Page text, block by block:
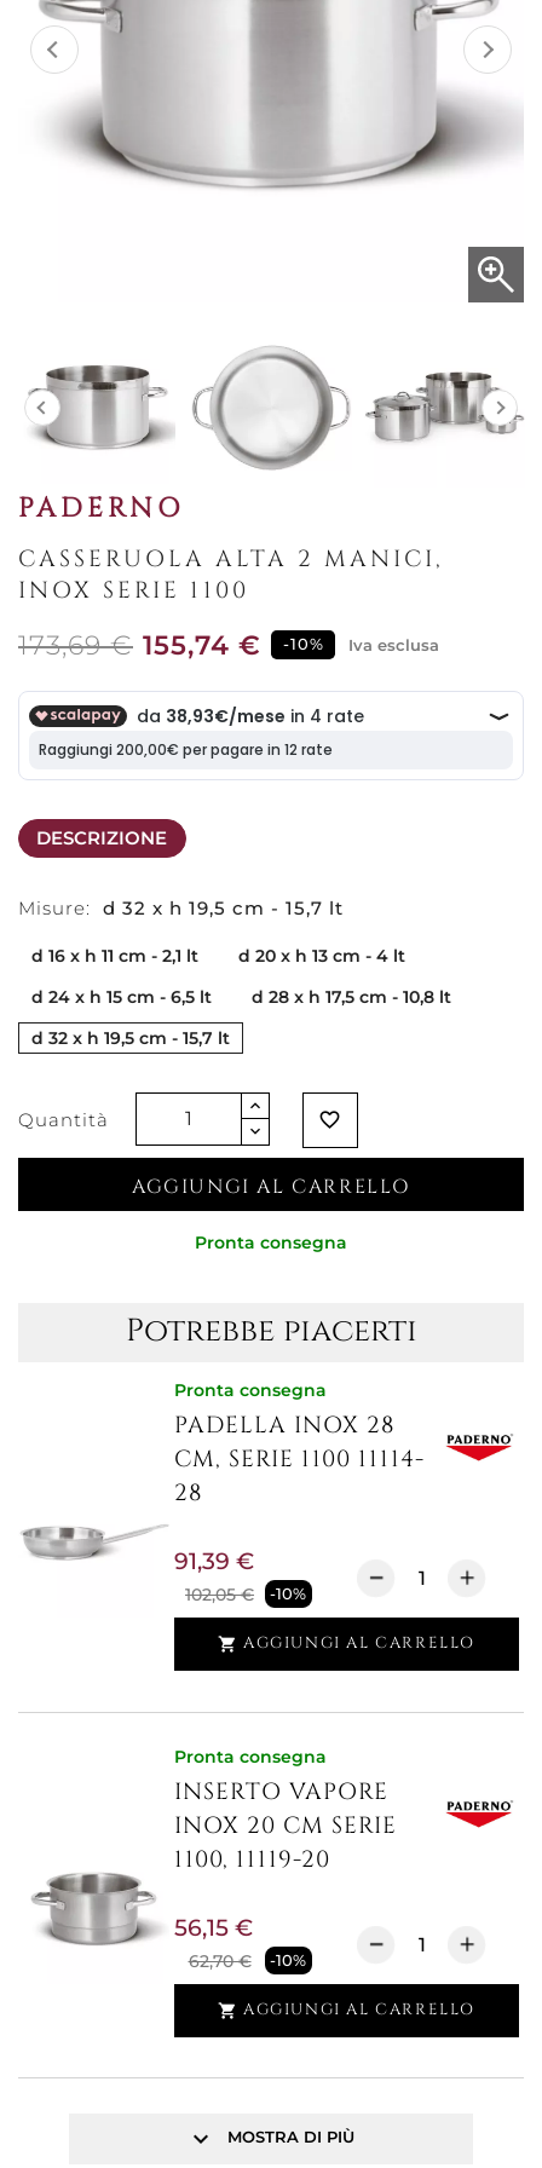
PADERNO
CASSERUOLA ALTA 2 MANICI,
INOX SERIE 1100
173,69 € 155,74 € -10% Iva esclusa
DESCRIZIONE
Misure: d 32 x h 19,5 cm - 15,7 lt
d 16 x h 11 cm - 2,1 lt
d 20 x h 13 cm - 4 lt
d 24 x h 15 cm - 6,5 lt
d 28 x h 17,5 cm - 10,8 lt
d 32 x h 19,5 cm - 15,7 lt
Quantità favorite_border
AGGIUNGI AL CARRELLO
Pronta consegna
Potrebbe piacerti
Pronta consegna
PADELLA INOX 28
CM, SERIE 1100 11114-
28
102,05 € -10%
91,39 €
 AGGIUNGI AL CARRELLO
Pronta consegna
INSERTO VAPORE
INOX 20 CM SERIE
1100, 11119-20
62,70 € -10%
56,15 €
 AGGIUNGI AL CARRELLO
keyboard_arrow_down MOSTRA DI PIÙ